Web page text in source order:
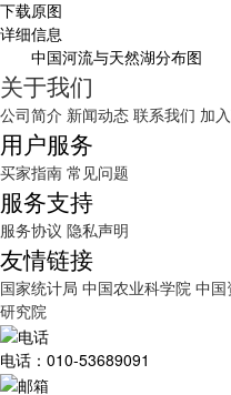
下载原图
详细信息
中国河流与天然湖分布图
关于我们
公司简介 新闻动态 联系我们 加
用户服务
买家指南 常见问题
服务支持
服务协议 隐私声明
友情链接
国家统计局 中国农业科学院 中国
研究院
电话：010-53689091